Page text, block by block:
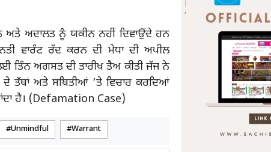
ਅਤੇ ਅਦਾਲਤ ਨੂੰ ਯਕੀਨ ਨਹੀਂ ਦਿਵਾਉਂਦੇ ਹਨ
ਵਾਰੰਟ ਰੱਦ ਕਰਨ ਦੀ ਮੇਧਾ ਦੀ ਅਪੀਲ
ਤਿੰਨ ਅਗਸਤ ਦੀ ਤਾਰੀਖ ਤੈਅ ਕੀਤੀ ਜੱਜ ਨੇ
ਤੱਥਾਂ ਅਤੇ ਸਥਿਤੀਆਂ ‘ਤੇ ਵਿਚਾਰ ਕਰਦਿਆਂ
ਹੈ। (Defamation Case)
Unmindful Warrant